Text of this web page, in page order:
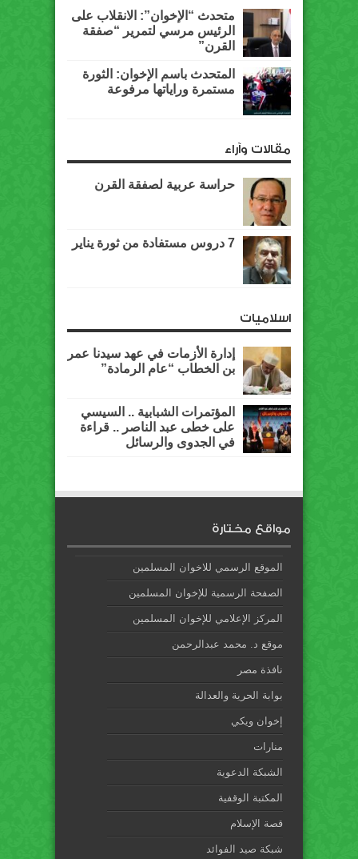
متحدث “الإخوان”: الانقلاب على
الرئيس مرسي لتمرير “صفقة
القرن”
المتحدث باسم الإخوان: الثورة
مستمرة وراياتها مرفوعة
مقالات وآراء
حراسة عربية لصفقة القرن
7 دروس مستفادة من ثورة يناير
اسلاميات
إدارة الأزمات في عهد سيدنا عمر
بن الخطاب “عام الرمادة”
المؤتمرات الشبابية .. السيسي
على خطى عبد الناصر .. قراءة
في الجدوى والرسائل
مواقع مختارة
الموقع الرسمي للاخوان المسلمين
الصفحة الرسمية للإخوان المسلمين
المركز الإعلامي للإخوان المسلمين
موقع د. محمد عبدالرحمن
نافذة مصر
بوابة الحرية والعدالة
إخوان ويكي
منارات
الشبكة الدعوية
المكتبة الوقفية
قصة الإسلام
شبكة صيد الفوائد